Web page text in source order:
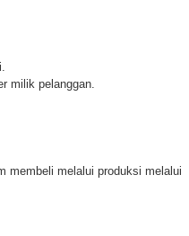
milik pelanggan.
membeli melalui produksi melalui